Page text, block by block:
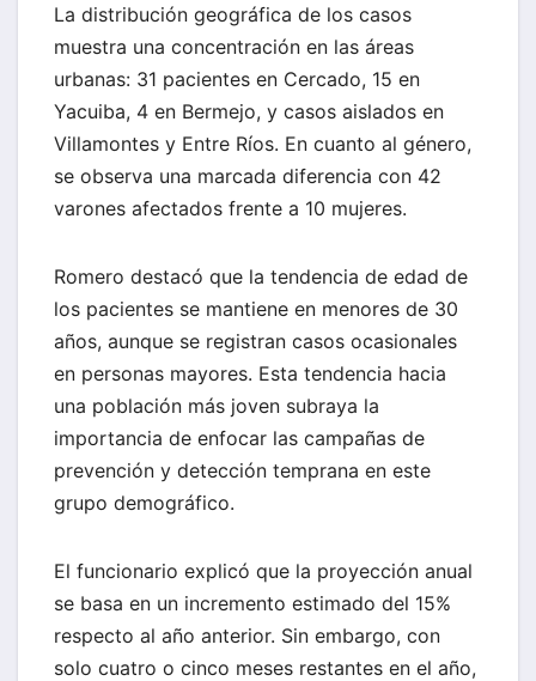
La distribución geográfica de los casos
muestra una concentración en las áreas
urbanas: 31 pacientes en Cercado, 15 en
Yacuiba, 4 en Bermejo, y casos aislados en
Villamontes y Entre Ríos. En cuanto al género,
se observa una marcada diferencia con 42
varones afectados frente a 10 mujeres.
Romero destacó que la tendencia de edad de
los pacientes se mantiene en menores de 30
años, aunque se registran casos ocasionales
en personas mayores. Esta tendencia hacia
una población más joven subraya la
importancia de enfocar las campañas de
prevención y detección temprana en este
grupo demográfico.
El funcionario explicó que la proyección anual
se basa en un incremento estimado del 15%
respecto al año anterior. Sin embargo, con
solo cuatro o cinco meses restantes en el año,